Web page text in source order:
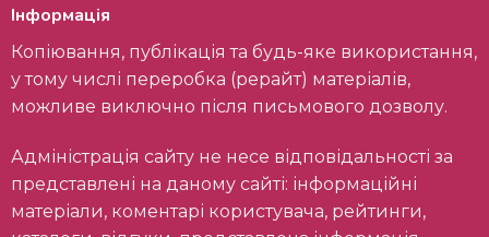
Інформація
Копіювання, публікація та будь-яке використання,
у тому числі переробка (рерайт) матеріалів,
можливе виключно після письмового дозволу.
Адміністрація сайту не несе відповідальності за
представлені на даному сайті: інформаційні
матеріали, коментарі користувача, рейтинги,